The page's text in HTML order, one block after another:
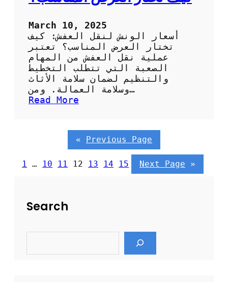
ا
خ
ي
ا
ر
م
ث
ل
ل
ث
March 10, 2025
أسعار الونش لنقل العفش: كيف
تختار العرض المناسب؟ تعتبر
عملية نقل العفش من المهام
الصعبة التي تتطلب التخطيط
والتنظيم لضمان سلامة الأثاث
وسلامة العمالة. ومن…
Read More
ع
ا
ر
ا
« Previous Page
1 … 10 11 12 13 14 15 Next Page »
Search